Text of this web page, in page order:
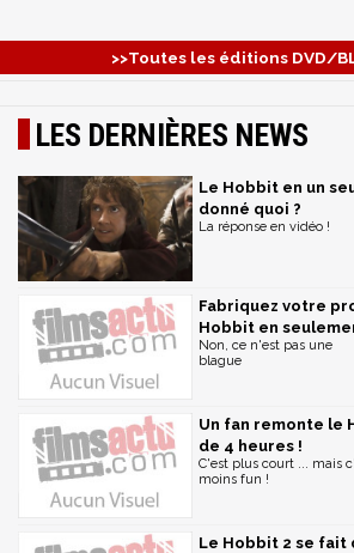
>>Toutes les éditions DVD/
LES DERNIÈRES NEWS
Le Hobbit en un
donné quoi ?
La réponse en vidéo !
Fabriquez votre
Hobbit en
Non, ce n'est pas une
blague
Un fan remonte le
de 4 heures !
C'est plus court ... mais
moins fun !
Le Hobbit 2 se fait